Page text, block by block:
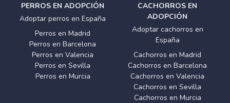
PERROS EN ADOPCIÓN
Adoptar perros en España
Perros en Madrid
Perros en Barcelona
Perros en Valencia
Perros en Sevilla
Perros en Murcia
CACHORROS EN
ADOPCIÓN
Adoptar cachorros en
España
Cachorros en Madrid
Cachorros en Barcelona
Cachorros en Valencia
Cachorros en Sevilla
Cachorros en Murcia